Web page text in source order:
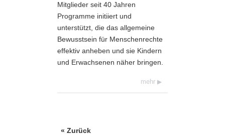
Mitglieder seit 40 Jahren
Programme initiiert und
unterstützt, die das allgemeine
Bewusstsein für Menschenrechte
effektiv anheben und sie Kindern
und Erwachsenen näher bringen.
mehr
« Zurück